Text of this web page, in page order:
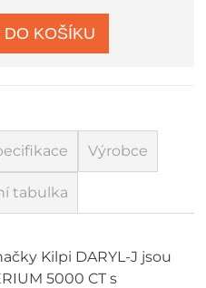
DO KOŠÍKU
Výrobce
tabulka
Kilpi DARYL-J jsou
5000 CT s